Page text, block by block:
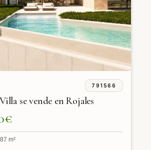
791566
se vende en Rojales
m²